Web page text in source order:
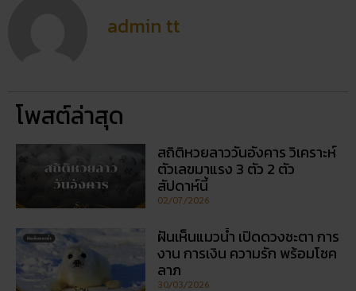
admin tt
โพสต์ล่าสุด
สถิติหวยลาววันอังคาร วิเคราะห์
ตัวเลขมาแรง 3 ตัว 2 ตัว
สัปดาห์นี้
02/07/2026
ฝันเห็นแมวน้ำ เปิดดวงชะตา การ
งาน การเงิน ความรัก พร้อมโชค
ลาภ
30/03/2026